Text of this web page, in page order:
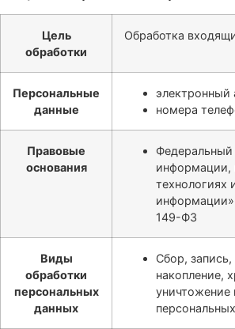
Цель
обработки
Обработка
Персональные
данные
электронный
номера
Правовые
основания
Федеральный
информации,
технологиях
информации»
149-ФЗ
Виды
обработки
персональных
данных
Сбор,
накопление,
уничтожение